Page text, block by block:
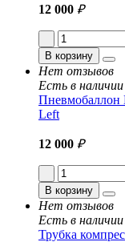
12 000 ₽
В корзину
Нет отзывов
Есть в наличии
Пневмобаллон
Left
12 000 ₽
В корзину
Нет отзывов
Есть в наличии
Трубка